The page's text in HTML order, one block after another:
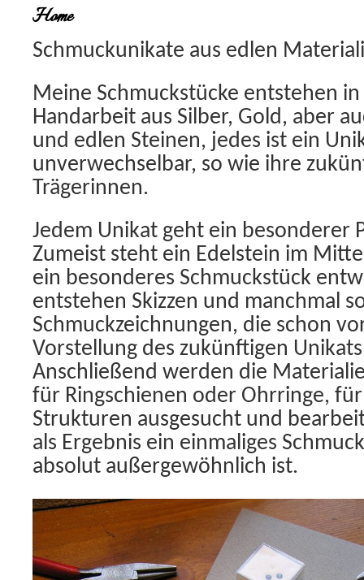
Home
Schmuckunikate aus edlen
Meine Schmuckstücke entstehen
Handarbeit aus Silber, Gold, aber
und edlen Steinen, jedes ist ein
unverwechselbar, so wie ihre
Trägerinnen.
Jedem Unikat geht ein besonderer
Zumeist steht ein Edelstein im
ein besonderes Schmuckstück
entstehen Skizzen und manchmal
Schmuckzeichnungen, die schon
Vorstellung des zukünftigen
Anschließend werden die
für Ringschienen oder Ohrringe,
Strukturen ausgesucht und
als Ergebnis ein einmaliges
absolut außergewöhnlich ist.